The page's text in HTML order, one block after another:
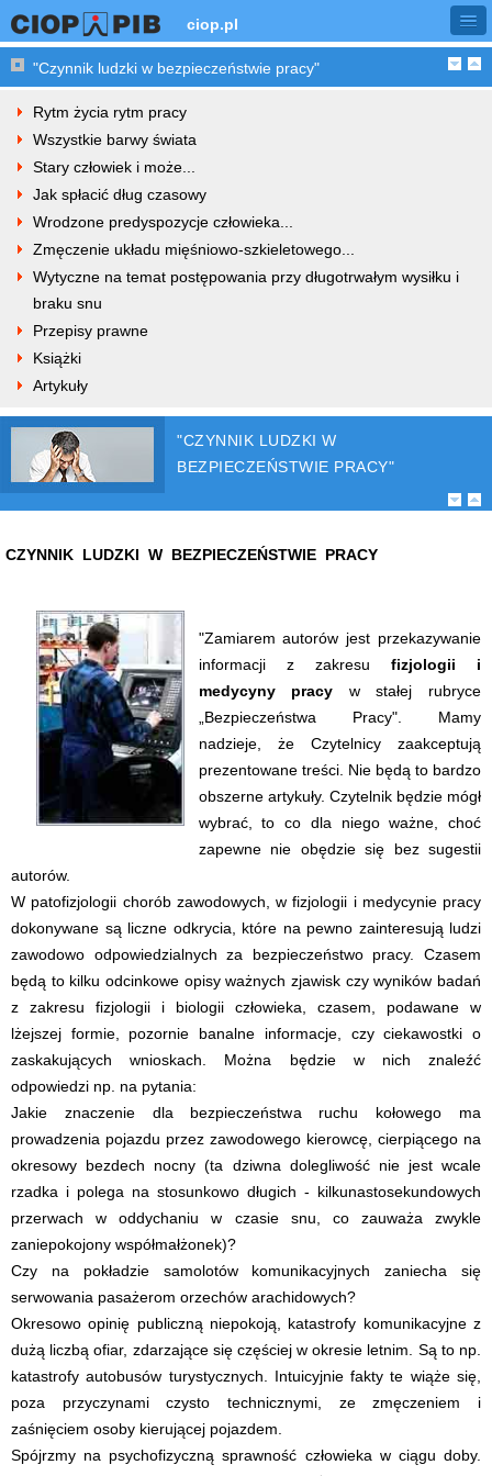
ciop.pl
"Czynnik ludzki w bezpieczeństwie pracy"
Rytm życia rytm pracy
Wszystkie barwy świata
Stary człowiek i może...
Jak spłacić dług czasowy
Wrodzone predyspozycje człowieka...
Zmęczenie układu mięśniowo-szkieletowego...
Wytyczne na temat postępowania przy długotrwałym wysiłku i
braku snu
Przepisy prawne
Książki
Artykuły
"CZYNNIK LUDZKI W
BEZPIECZEŃSTWIE PRACY"
CZYNNIK LUDZKI W BEZPIECZEŃSTWIE PRACY
"Zamiarem autorów jest przekazywanie
informacji z zakresu fizjologii i
medycyny pracy w stałej rubryce
„Bezpieczeństwa Pracy". Mamy
nadzieje, że Czytelnicy zaakceptują
prezentowane treści. Nie będą to bardzo
obszerne artykuły. Czytelnik będzie mógł
wybrać, to co dla niego ważne, choć
zapewne nie obędzie się bez sugestii
autorów.
W patofizjologii chorób zawodowych, w fizjologii i medycynie pracy
dokonywane są liczne odkrycia, które na pewno zainteresują ludzi
zawodowo odpowiedzialnych za bezpieczeństwo pracy. Czasem
będą to kilku odcinkowe opisy ważnych zjawisk czy wyników badań
z zakresu fizjologii i biologii człowieka, czasem, podawane w
lżejszej formie, pozornie banalne informacje, czy ciekawostki o
zaskakujących wnioskach. Można będzie w nich znaleźć
odpowiedzi np. na pytania:
Jakie znaczenie dla bezpieczeństwa ruchu kołowego ma
prowadzenia pojazdu przez zawodowego kierowcę, cierpiącego na
okresowy bezdech nocny (ta dziwna dolegliwość nie jest wcale
rzadka i polega na stosunkowo długich - kilkunastosekundowych
przerwach w oddychaniu w czasie snu, co zauważa zwykle
zaniepokojony współmałżonek)?
Czy na pokładzie samolotów komunikacyjnych zaniecha się
serwowania pasażerom orzechów arachidowych?
Okresowo opinię publiczną niepokoją, katastrofy komunikacyjne z
dużą liczbą ofiar, zdarzające się częściej w okresie letnim. Są to np.
katastrofy autobusów turystycznych. Intuicyjnie fakty te wiąże się,
poza przyczynami czysto technicznymi, ze zmęczeniem i
zaśnięciem osoby kierującej pojazdem.
Spójrzmy na psychofizyczną sprawność człowieka w ciągu doby.